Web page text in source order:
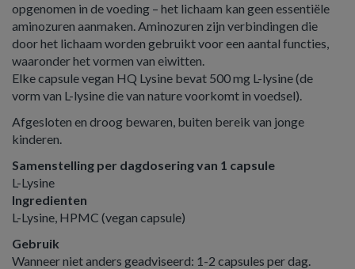
opgenomen in de voeding – het lichaam kan geen essentiële
aminozuren aanmaken. Aminozuren zijn verbindingen die
door het lichaam worden gebruikt voor een aantal functies,
waaronder het vormen van eiwitten.
Elke capsule vegan HQ Lysine bevat 500 mg L-lysine (de
vorm van L-lysine die van nature voorkomt in voedsel).
Afgesloten en droog bewaren, buiten bereik van jonge
kinderen.
Samenstelling per dagdosering van 1 capsule
L-Lysine
Ingredienten
L-Lysine, HPMC (vegan capsule)
Gebruik
Wanneer niet anders geadviseerd: 1-2 capsules per dag.